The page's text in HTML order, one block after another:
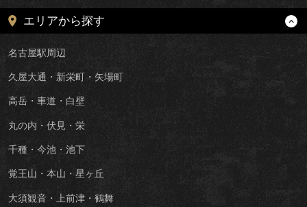
エリアから探す
名古屋駅周辺
久屋大通・新栄町・矢場町
高岳・車道・白壁
丸の内・伏見・栄
千種・今池・池下
覚王山・本山・星ヶ丘
大須観音・上前津・鶴舞